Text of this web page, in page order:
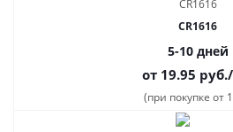
CR1616
5-10 дней
от 19.95 руб.
(при покупке от